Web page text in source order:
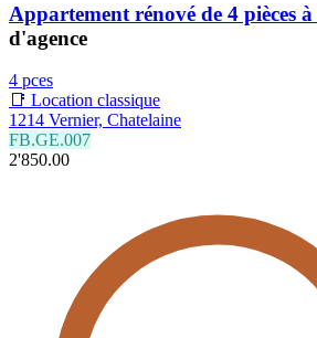
Appartement rénové de 4 pièces
d'agence
4 pces
📑 Location classique
1214 Vernier, Chatelaine
FB.GE.007
2'850.00